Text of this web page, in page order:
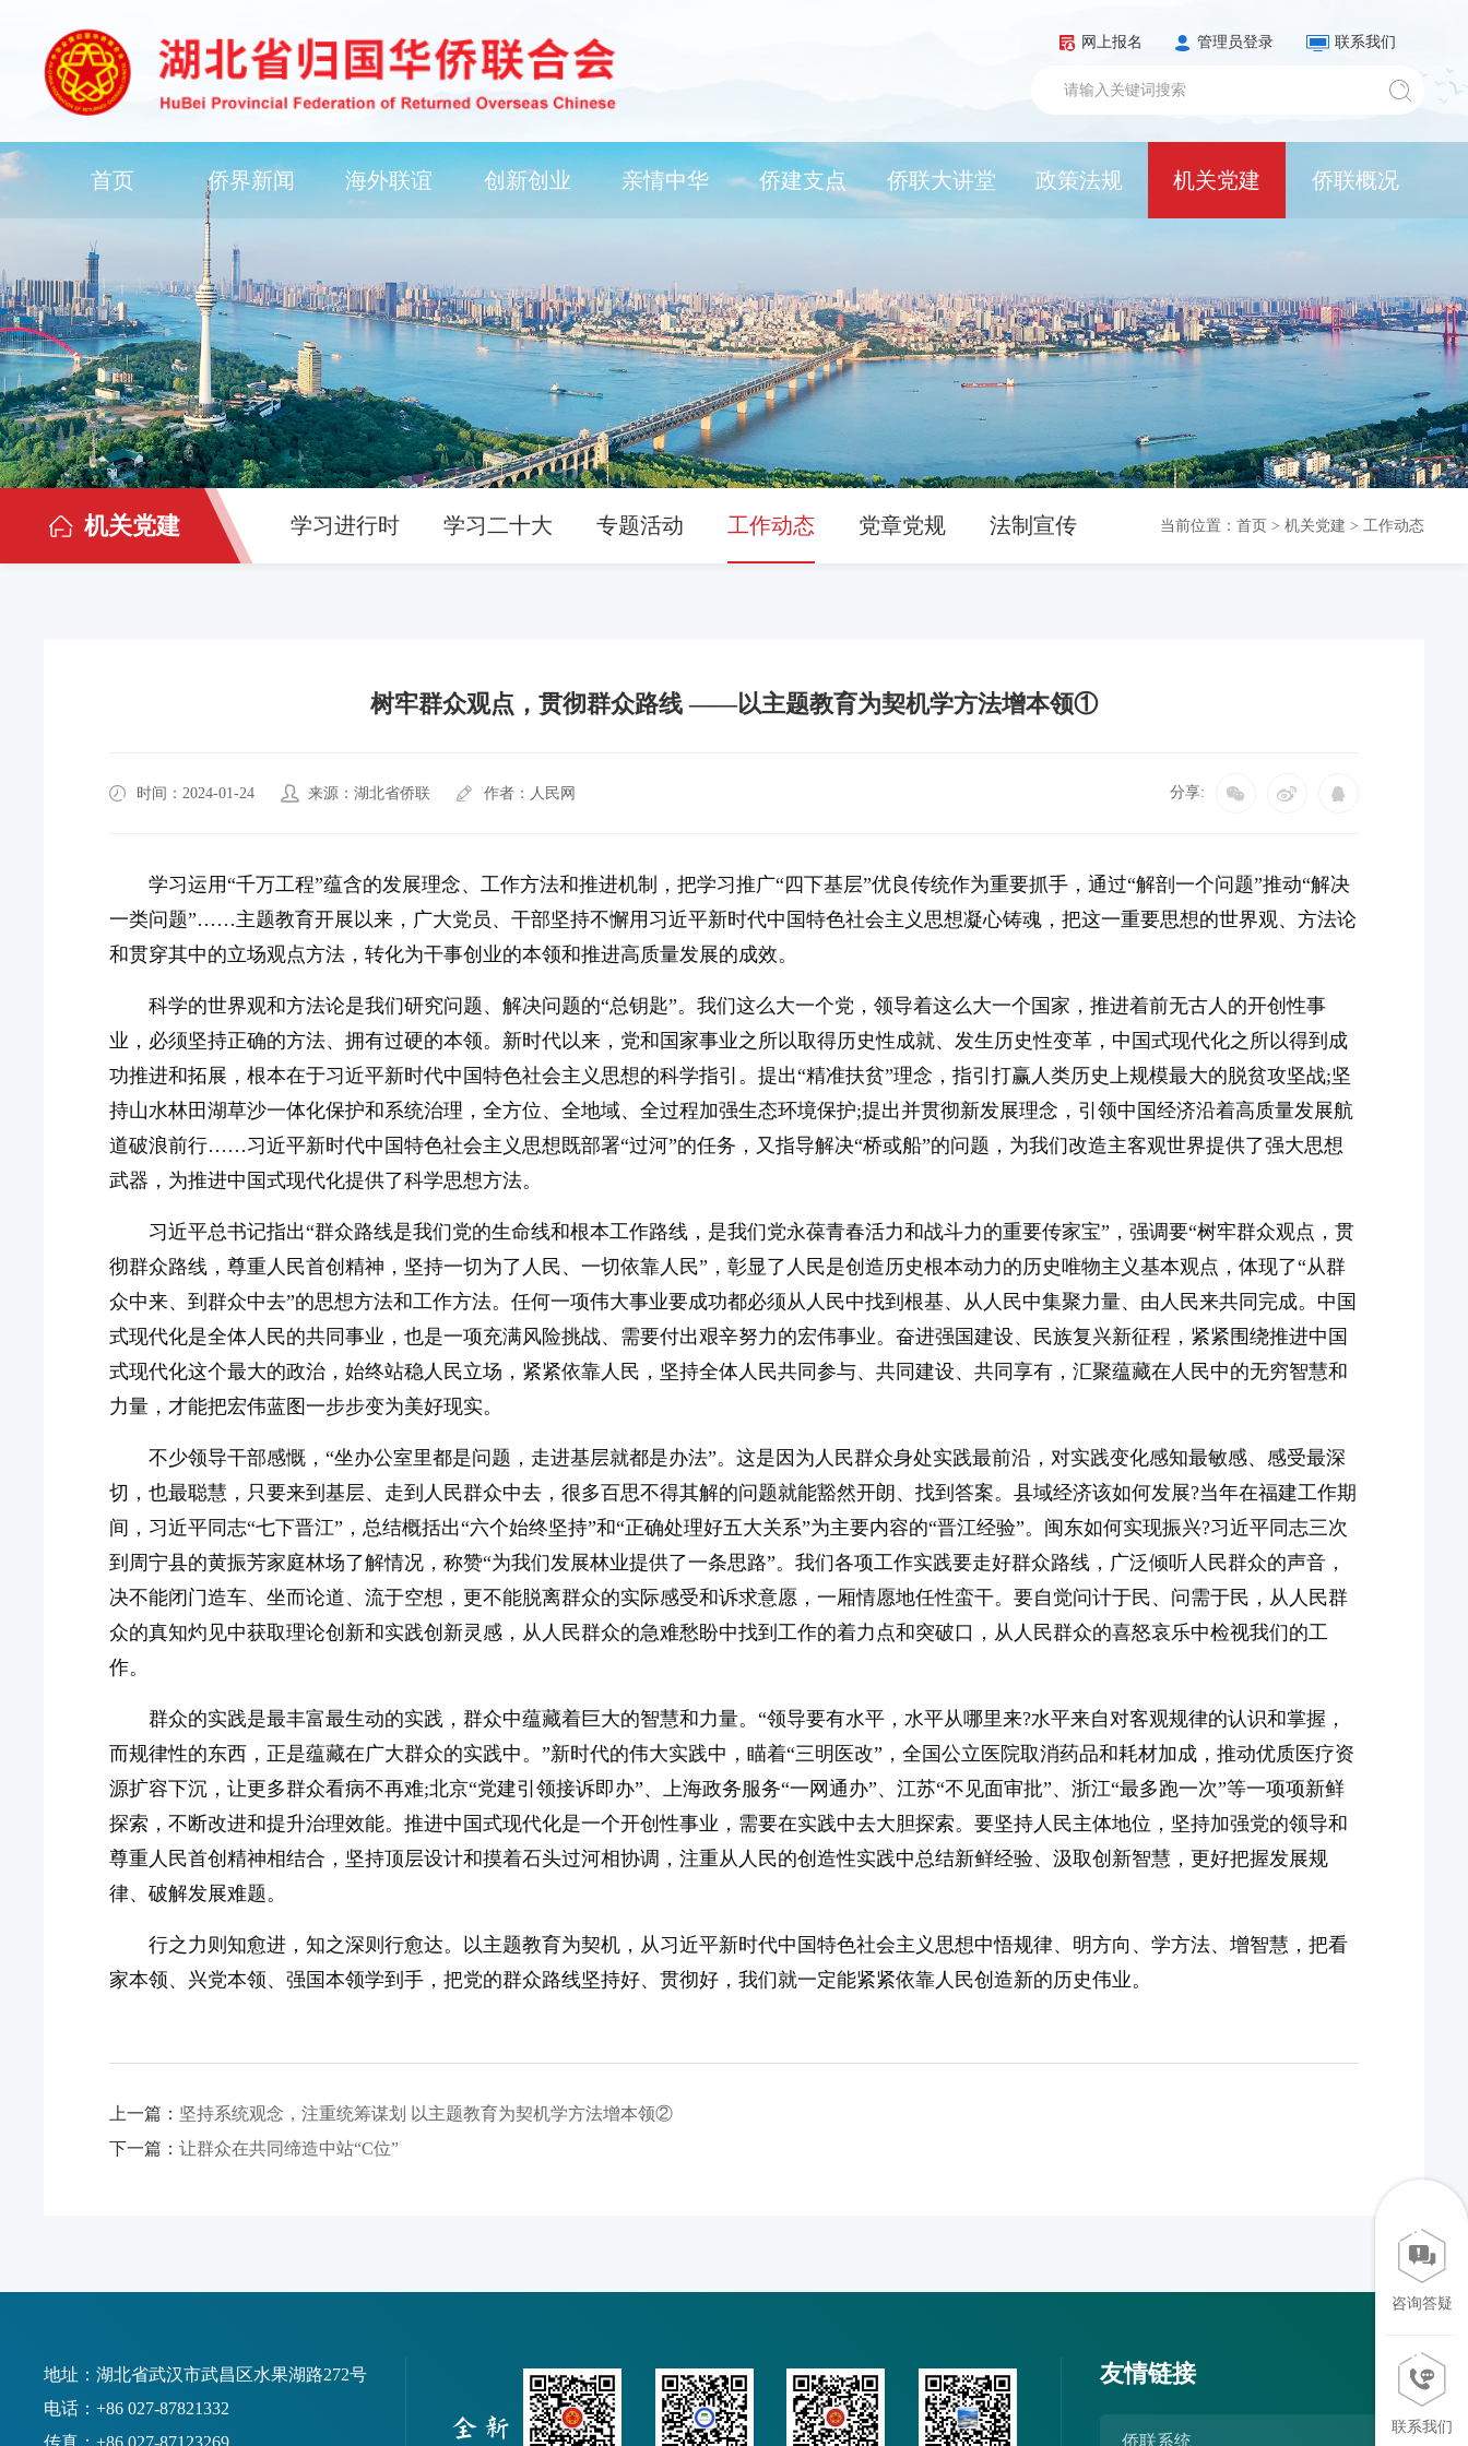
网上报名 管理员登录 联系我们
首页 侨界新闻 海外联谊 创新创业 亲情中华 侨建支点 侨联大讲堂 政策法规 机关党建 侨联概况
机关党建 学习进行时 学习二十大 专题活动 工作动态 党章党规 法制宣传 当前位置： 首页 > 机关党建 > 工作动态
树牢群众观点，贯彻群众路线 ——以主题教育为契机学方法增本领①
时间：2024-01-24 来源：湖北省侨联 作者：人民网 分享:
学习运用“千万工程”蕴含的发展理念、工作方法和推进机制，把学习推广“四下基层”优良传统作为重要抓手，通过“解剖一个问题”推动“解决
一类问题”……主题教育开展以来，广大党员、干部坚持不懈用习近平新时代中国特色社会主义思想凝心铸魂，把这一重要思想的世界观、方法论
和贯穿其中的立场观点方法，转化为干事创业的本领和推进高质量发展的成效。
科学的世界观和方法论是我们研究问题、解决问题的“总钥匙”。我们这么大一个党，领导着这么大一个国家，推进着前无古人的开创性事
业，必须坚持正确的方法、拥有过硬的本领。新时代以来，党和国家事业之所以取得历史性成就、发生历史性变革，中国式现代化之所以得到成
功推进和拓展，根本在于习近平新时代中国特色社会主义思想的科学指引。提出“精准扶贫”理念，指引打赢人类历史上规模最大的脱贫攻坚战;坚
持山水林田湖草沙一体化保护和系统治理，全方位、全地域、全过程加强生态环境保护;提出并贯彻新发展理念，引领中国经济沿着高质量发展航
道破浪前行……习近平新时代中国特色社会主义思想既部署“过河”的任务，又指导解决“桥或船”的问题，为我们改造主客观世界提供了强大思想
武器，为推进中国式现代化提供了科学思想方法。
习近平总书记指出“群众路线是我们党的生命线和根本工作路线，是我们党永葆青春活力和战斗力的重要传家宝”，强调要“树牢群众观点，贯
彻群众路线，尊重人民首创精神，坚持一切为了人民、一切依靠人民”，彰显了人民是创造历史根本动力的历史唯物主义基本观点，体现了“从群
众中来、到群众中去”的思想方法和工作方法。任何一项伟大事业要成功都必须从人民中找到根基、从人民中集聚力量、由人民来共同完成。中国
式现代化是全体人民的共同事业，也是一项充满风险挑战、需要付出艰辛努力的宏伟事业。奋进强国建设、民族复兴新征程，紧紧围绕推进中国
式现代化这个最大的政治，始终站稳人民立场，紧紧依靠人民，坚持全体人民共同参与、共同建设、共同享有，汇聚蕴藏在人民中的无穷智慧和
力量，才能把宏伟蓝图一步步变为美好现实。
不少领导干部感慨，“坐办公室里都是问题，走进基层就都是办法”。这是因为人民群众身处实践最前沿，对实践变化感知最敏感、感受最深
切，也最聪慧，只要来到基层、走到人民群众中去，很多百思不得其解的问题就能豁然开朗、找到答案。县域经济该如何发展?当年在福建工作期
间，习近平同志“七下晋江”，总结概括出“六个始终坚持”和“正确处理好五大关系”为主要内容的“晋江经验”。闽东如何实现振兴?习近平同志三次
到周宁县的黄振芳家庭林场了解情况，称赞“为我们发展林业提供了一条思路”。我们各项工作实践要走好群众路线，广泛倾听人民群众的声音，
决不能闭门造车、坐而论道、流于空想，更不能脱离群众的实际感受和诉求意愿，一厢情愿地任性蛮干。要自觉问计于民、问需于民，从人民群
众的真知灼见中获取理论创新和实践创新灵感，从人民群众的急难愁盼中找到工作的着力点和突破口，从人民群众的喜怒哀乐中检视我们的工
作。
群众的实践是最丰富最生动的实践，群众中蕴藏着巨大的智慧和力量。“领导要有水平，水平从哪里来?水平来自对客观规律的认识和掌握，
而规律性的东西，正是蕴藏在广大群众的实践中。”新时代的伟大实践中，瞄着“三明医改”，全国公立医院取消药品和耗材加成，推动优质医疗资
源扩容下沉，让更多群众看病不再难;北京“党建引领接诉即办”、上海政务服务“一网通办”、江苏“不见面审批”、浙江“最多跑一次”等一项项新鲜
探索，不断改进和提升治理效能。推进中国式现代化是一个开创性事业，需要在实践中去大胆探索。要坚持人民主体地位，坚持加强党的领导和
尊重人民首创精神相结合，坚持顶层设计和摸着石头过河相协调，注重从人民的创造性实践中总结新鲜经验、汲取创新智慧，更好把握发展规
律、破解发展难题。
行之力则知愈进，知之深则行愈达。以主题教育为契机，从习近平新时代中国特色社会主义思想中悟规律、明方向、学方法、增智慧，把看
家本领、兴党本领、强国本领学到手，把党的群众路线坚持好、贯彻好，我们就一定能紧紧依靠人民创造新的历史伟业。
上一篇： 坚持系统观念，注重统筹谋划 以主题教育为契机学方法增本领②
下一篇：让群众在共同缔造中站“C位”
地址：湖北省武汉市武昌区水果湖路272号
电话：+86 027-87821332
传真：+86 027-87123269
友情链接
侨联系统
咨询答疑
联系我们